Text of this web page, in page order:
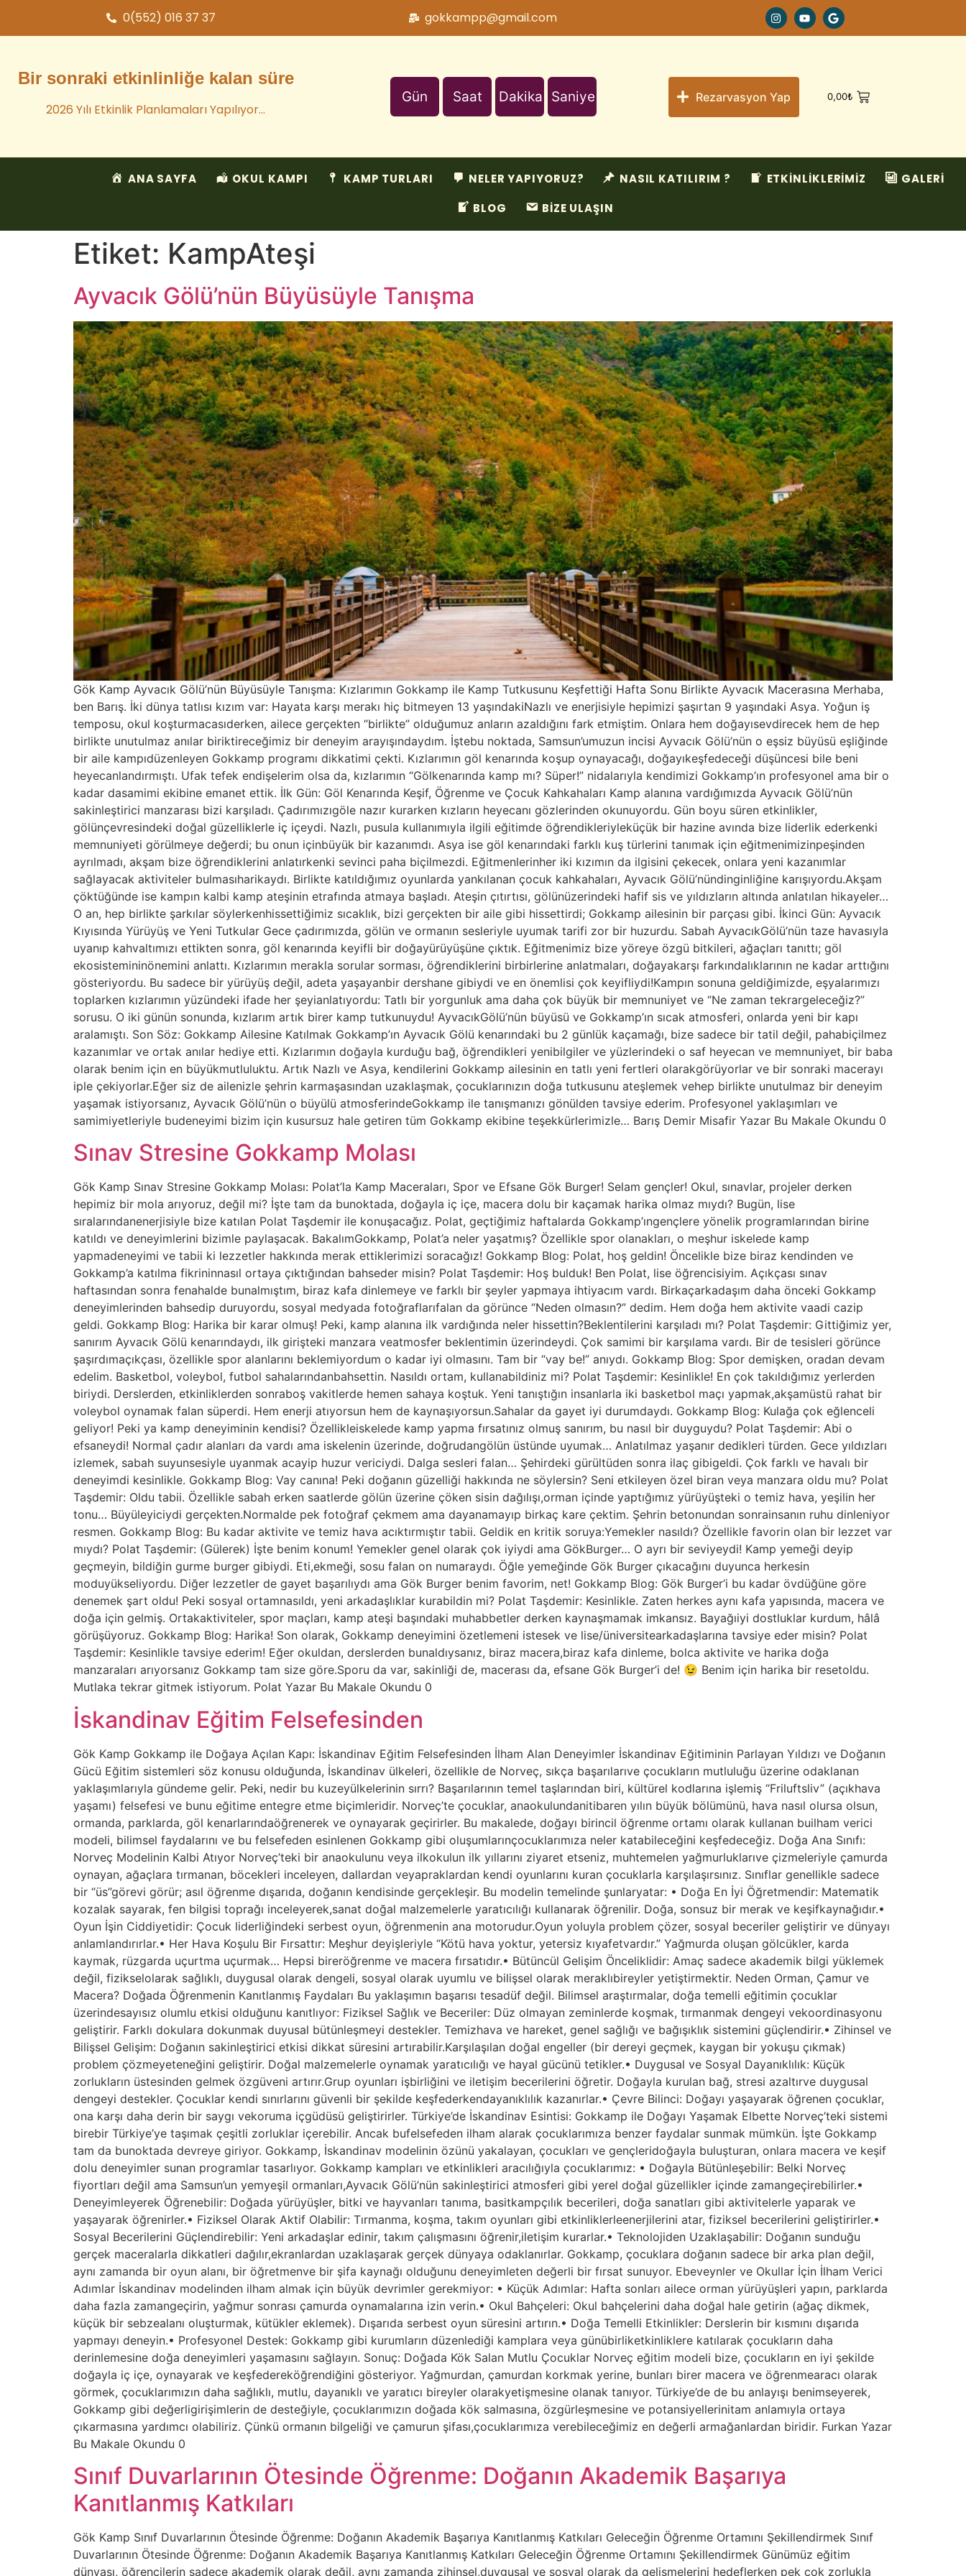
0(552) 016 37 37 gokkampp@gmail.com
Bir sonraki etkinlinliğe kalan süre
2026 Yılı Etkinlik Planlamaları Yapılıyor…
Gün Saat Dakika Saniye Rezarvasyon Yap 0,00₺
ANA SAYFA OKUL KAMPI KAMP TURLARI NELER YAPIYORUZ? NASIL KATILIRIM ? ETKİNLİKLERİMİZ
GALERİ
BLOG
BİZE ULAŞIN
Etiket: KampAteşi
Ayvacık Gölü’nün Büyüsüyle Tanışma
Gök Kamp Ayvacık Gölü’nün Büyüsüyle Tanışma: Kızlarımın Gokkamp ile Kamp Tutkusunu Keşfettiği Hafta Sonu Birlikte Ayvacık Macerasına Merhaba,
ben Barış. İki dünya tatlısı kızım var: Hayata karşı merakı hiç bitmeyen 13 yaşındakiNazlı ve enerjisiyle hepimizi şaşırtan 9 yaşındaki Asya. Yoğun iş
temposu, okul koşturmacasıderken, ailece gerçekten “birlikte” olduğumuz anların azaldığını fark etmiştim. Onlara hem doğayısevdirecek hem de hep
birlikte unutulmaz anılar biriktireceğimiz bir deneyim arayışındaydım. İştebu noktada, Samsun’umuzun incisi Ayvacık Gölü’nün o eşsiz büyüsü eşliğinde
bir aile kampıdüzenleyen Gokkamp programı dikkatimi çekti. Kızlarımın göl kenarında koşup oynayacağı, doğayıkeşfedeceği düşüncesi bile beni
heyecanlandırmıştı. Ufak tefek endişelerim olsa da, kızlarımın “Gölkenarında kamp mı? Süper!” nidalarıyla kendimizi Gokkamp’ın profesyonel ama bir o
kadar dasamimi ekibine emanet ettik. İlk Gün: Göl Kenarında Keşif, Öğrenme ve Çocuk Kahkahaları Kamp alanına vardığımızda Ayvacık Gölü’nün
sakinleştirici manzarası bizi karşıladı. Çadırımızıgöle nazır kurarken kızların heyecanı gözlerinden okunuyordu. Gün boyu süren etkinlikler,
gölünçevresindeki doğal güzelliklerle iç içeydi. Nazlı, pusula kullanımıyla ilgili eğitimde öğrendikleriyleküçük bir hazine avında bize liderlik ederkenki
memnuniyeti görülmeye değerdi; bu onun içinbüyük bir kazanımdı. Asya ise göl kenarındaki farklı kuş türlerini tanımak için eğitmenimizinpeşinden
ayrılmadı, akşam bize öğrendiklerini anlatırkenki sevinci paha biçilmezdi. Eğitmenlerinher iki kızımın da ilgisini çekecek, onlara yeni kazanımlar
sağlayacak aktiviteler bulmasıharikaydı. Birlikte katıldığımız oyunlarda yankılanan çocuk kahkahaları, Ayvacık Gölü’nündinginliğine karışıyordu.Akşam
çöktüğünde ise kampın kalbi kamp ateşinin etrafında atmaya başladı. Ateşin çıtırtısı, gölünüzerindeki hafif sis ve yıldızların altında anlatılan hikayeler…
O an, hep birlikte şarkılar söylerkenhissettiğimiz sıcaklık, bizi gerçekten bir aile gibi hissettirdi; Gokkamp ailesinin bir parçası gibi. İkinci Gün: Ayvacık
Kıyısında Yürüyüş ve Yeni Tutkular Gece çadırımızda, gölün ve ormanın sesleriyle uyumak tarifi zor bir huzurdu. Sabah AyvacıkGölü’nün taze havasıyla
uyanıp kahvaltımızı ettikten sonra, göl kenarında keyifli bir doğayürüyüşüne çıktık. Eğitmenimiz bize yöreye özgü bitkileri, ağaçları tanıttı; göl
ekosistemininönemini anlattı. Kızlarımın merakla sorular sorması, öğrendiklerini birbirlerine anlatmaları, doğayakarşı farkındalıklarının ne kadar arttığını
gösteriyordu. Bu sadece bir yürüyüş değil, adeta yaşayanbir dershane gibiydi ve en önemlisi çok keyifliydi!Kampın sonuna geldiğimizde, eşyalarımızı
toplarken kızlarımın yüzündeki ifade her şeyianlatıyordu: Tatlı bir yorgunluk ama daha çok büyük bir memnuniyet ve “Ne zaman tekrargeleceğiz?”
sorusu. O iki günün sonunda, kızlarım artık birer kamp tutkunuydu! AyvacıkGölü’nün büyüsü ve Gokkamp’ın sıcak atmosferi, onlarda yeni bir kapı
aralamıştı. Son Söz: Gokkamp Ailesine Katılmak Gokkamp’ın Ayvacık Gölü kenarındaki bu 2 günlük kaçamağı, bize sadece bir tatil değil, pahabiçilmez
kazanımlar ve ortak anılar hediye etti. Kızlarımın doğayla kurduğu bağ, öğrendikleri yenibilgiler ve yüzlerindeki o saf heyecan ve memnuniyet, bir baba
olarak benim için en büyükmutluluktu. Artık Nazlı ve Asya, kendilerini Gokkamp ailesinin en tatlı yeni fertleri olarakgörüyorlar ve bir sonraki macerayı
iple çekiyorlar.Eğer siz de ailenizle şehrin karmaşasından uzaklaşmak, çocuklarınızın doğa tutkusunu ateşlemek vehep birlikte unutulmaz bir deneyim
yaşamak istiyorsanız, Ayvacık Gölü’nün o büyülü atmosferindeGokkamp ile tanışmanızı gönülden tavsiye ederim. Profesyonel yaklaşımları ve
samimiyetleriyle budeneyimi bizim için kusursuz hale getiren tüm Gokkamp ekibine teşekkürlerimizle… Barış Demir Misafir Yazar Bu Makale Okundu 0
Sınav Stresine Gokkamp Molası
Gök Kamp Sınav Stresine Gokkamp Molası: Polat’la Kamp Maceraları, Spor ve Efsane Gök Burger! Selam gençler! Okul, sınavlar, projeler derken
hepimiz bir mola arıyoruz, değil mi? İşte tam da bunoktada, doğayla iç içe, macera dolu bir kaçamak harika olmaz mıydı? Bugün, lise
sıralarındanenerjisiyle bize katılan Polat Taşdemir ile konuşacağız. Polat, geçtiğimiz haftalarda Gokkamp’ıngençlere yönelik programlarından birine
katıldı ve deneyimlerini bizimle paylaşacak. BakalımGokkamp, Polat’a neler yaşatmış? Özellikle spor olanakları, o meşhur iskelede kamp
yapmadeneyimi ve tabii ki lezzetler hakkında merak ettiklerimizi soracağız! Gokkamp Blog: Polat, hoş geldin! Öncelikle bize biraz kendinden ve
Gokkamp’a katılma fikrininnasıl ortaya çıktığından bahseder misin? Polat Taşdemir: Hoş bulduk! Ben Polat, lise öğrencisiyim. Açıkçası sınav
haftasından sonra fenahalde bunalmıştım, biraz kafa dinlemeye ve farklı bir şeyler yapmaya ihtiyacım vardı. Birkaçarkadaşım daha önceki Gokkamp
deneyimlerinden bahsedip duruyordu, sosyal medyada fotoğraflarıfalan da görünce “Neden olmasın?” dedim. Hem doğa hem aktivite vaadi cazip
geldi. Gokkamp Blog: Harika bir karar olmuş! Peki, kamp alanına ilk vardığında neler hissettin?Beklentilerini karşıladı mı? Polat Taşdemir: Gittiğimiz yer,
sanırım Ayvacık Gölü kenarındaydı, ilk girişteki manzara veatmosfer beklentimin üzerindeydi. Çok samimi bir karşılama vardı. Bir de tesisleri görünce
şaşırdımaçıkçası, özellikle spor alanlarını beklemiyordum o kadar iyi olmasını. Tam bir “vay be!” anıydı. Gokkamp Blog: Spor demişken, oradan devam
edelim. Basketbol, voleybol, futbol sahalarındanbahsettin. Nasıldı ortam, kullanabildiniz mi? Polat Taşdemir: Kesinlikle! En çok takıldığımız yerlerden
biriydi. Derslerden, etkinliklerden sonraboş vakitlerde hemen sahaya koştuk. Yeni tanıştığın insanlarla iki basketbol maçı yapmak,akşamüstü rahat bir
voleybol oynamak falan süperdi. Hem enerji atıyorsun hem de kaynaşıyorsun.Sahalar da gayet iyi durumdaydı. Gokkamp Blog: Kulağa çok eğlenceli
geliyor! Peki ya kamp deneyiminin kendisi? Özellikleiskelede kamp yapma fırsatınız olmuş sanırım, bu nasıl bir duyguydu? Polat Taşdemir: Abi o
efsaneydi! Normal çadır alanları da vardı ama iskelenin üzerinde, doğrudangölün üstünde uyumak… Anlatılmaz yaşanır dedikleri türden. Gece yıldızları
izlemek, sabah suyunsesiyle uyanmak acayip huzur vericiydi. Dalga sesleri falan… Şehirdeki gürültüden sonra ilaç gibigeldi. Çok farklı ve havalı bir
deneyimdi kesinlikle. Gokkamp Blog: Vay canına! Peki doğanın güzelliği hakkında ne söylersin? Seni etkileyen özel biran veya manzara oldu mu? Polat
Taşdemir: Oldu tabii. Özellikle sabah erken saatlerde gölün üzerine çöken sisin dağılışı,orman içinde yaptığımız yürüyüşteki o temiz hava, yeşilin her
tonu… Büyüleyiciydi gerçekten.Normalde pek fotoğraf çekmem ama dayanamayıp birkaç kare çektim. Şehrin betonundan sonrainsanın ruhu dinleniyor
resmen. Gokkamp Blog: Bu kadar aktivite ve temiz hava acıktırmıştır tabii. Geldik en kritik soruya:Yemekler nasıldı? Özellikle favorin olan bir lezzet var
mıydı? Polat Taşdemir: (Gülerek) İşte benim konum! Yemekler genel olarak çok iyiydi ama GökBurger… O ayrı bir seviyeydi! Kamp yemeği deyip
geçmeyin, bildiğin gurme burger gibiydi. Eti,ekmeği, sosu falan on numaraydı. Öğle yemeğinde Gök Burger çıkacağını duyunca herkesin
moduyükseliyordu. Diğer lezzetler de gayet başarılıydı ama Gök Burger benim favorim, net! Gokkamp Blog: Gök Burger’i bu kadar övdüğüne göre
denemek şart oldu! Peki sosyal ortamnasıldı, yeni arkadaşlıklar kurabildin mi? Polat Taşdemir: Kesinlikle. Zaten herkes aynı kafa yapısında, macera ve
doğa için gelmiş. Ortakaktiviteler, spor maçları, kamp ateşi başındaki muhabbetler derken kaynaşmamak imkansız. Bayağıiyi dostluklar kurdum, hâlâ
görüşüyoruz. Gokkamp Blog: Harika! Son olarak, Gokkamp deneyimini özetlemeni istesek ve lise/üniversitearkadaşlarına tavsiye eder misin? Polat
Taşdemir: Kesinlikle tavsiye ederim! Eğer okuldan, derslerden bunaldıysanız, biraz macera,biraz kafa dinleme, bolca aktivite ve harika doğa
manzaraları arıyorsanız Gokkamp tam size göre.Sporu da var, sakinliği de, macerası da, efsane Gök Burger’i de! 😉 Benim için harika bir resetoldu.
Mutlaka tekrar gitmek istiyorum. Polat Yazar Bu Makale Okundu 0
İskandinav Eğitim Felsefesinden
Gök Kamp Gokkamp ile Doğaya Açılan Kapı: İskandinav Eğitim Felsefesinden İlham Alan Deneyimler İskandinav Eğitiminin Parlayan Yıldızı ve Doğanın
Gücü Eğitim sistemleri söz konusu olduğunda, İskandinav ülkeleri, özellikle de Norveç, sıkça başarılarıve çocukların mutluluğu üzerine odaklanan
yaklaşımlarıyla gündeme gelir. Peki, nedir bu kuzeyülkelerinin sırrı? Başarılarının temel taşlarından biri, kültürel kodlarına işlemiş “Friluftsliv” (açıkhava
yaşamı) felsefesi ve bunu eğitime entegre etme biçimleridir. Norveç’te çocuklar, anaokulundanitibaren yılın büyük bölümünü, hava nasıl olursa olsun,
ormanda, parklarda, göl kenarlarındaöğrenerek ve oynayarak geçirirler. Bu makalede, doğayı birincil öğrenme ortamı olarak kullanan builham verici
modeli, bilimsel faydalarını ve bu felsefeden esinlenen Gokkamp gibi oluşumlarınçocuklarımıza neler katabileceğini keşfedeceğiz. Doğa Ana Sınıfı:
Norveç Modelinin Kalbi Atıyor Norveç’teki bir anaokulunu veya ilkokulun ilk yıllarını ziyaret etseniz, muhtemelen yağmurluklarıve çizmeleriyle çamurda
oynayan, ağaçlara tırmanan, böcekleri inceleyen, dallardan veyapraklardan kendi oyunlarını kuran çocuklarla karşılaşırsınız. Sınıflar genellikle sadece
bir “üs”görevi görür; asıl öğrenme dışarıda, doğanın kendisinde gerçekleşir. Bu modelin temelinde şunlaryatar: • Doğa En İyi Öğretmendir: Matematik
kozalak sayarak, fen bilgisi toprağı inceleyerek,sanat doğal malzemelerle yaratıcılığı kullanarak öğrenilir. Doğa, sonsuz bir merak ve keşifkaynağıdır.•
Oyun İşin Ciddiyetidir: Çocuk liderliğindeki serbest oyun, öğrenmenin ana motorudur.Oyun yoluyla problem çözer, sosyal beceriler geliştirir ve dünyayı
anlamlandırırlar.• Her Hava Koşulu Bir Fırsattır: Meşhur deyişleriyle “Kötü hava yoktur, yetersiz kıyafetvardır.” Yağmurda oluşan gölcükler, karda
kaymak, rüzgarda uçurtma uçurmak… Hepsi bireröğrenme ve macera fırsatıdır.• Bütüncül Gelişim Önceliklidir: Amaç sadece akademik bilgi yüklemek
değil, fizikselolarak sağlıklı, duygusal olarak dengeli, sosyal olarak uyumlu ve bilişsel olarak meraklıbireyler yetiştirmektir. Neden Orman, Çamur ve
Macera? Doğada Öğrenmenin Kanıtlanmış Faydaları Bu yaklaşımın başarısı tesadüf değil. Bilimsel araştırmalar, doğa temelli eğitimin çocuklar
üzerindesayısız olumlu etkisi olduğunu kanıtlıyor: Fiziksel Sağlık ve Beceriler: Düz olmayan zeminlerde koşmak, tırmanmak dengeyi vekoordinasyonu
geliştirir. Farklı dokulara dokunmak duyusal bütünleşmeyi destekler. Temizhava ve hareket, genel sağlığı ve bağışıklık sistemini güçlendirir.• Zihinsel ve
Bilişsel Gelişim: Doğanın sakinleştirici etkisi dikkat süresini artırabilir.Karşılaşılan doğal engeller (bir dereyi geçmek, kaygan bir yokuşu çıkmak)
problem çözmeyeteneğini geliştirir. Doğal malzemelerle oynamak yaratıcılığı ve hayal gücünü tetikler.• Duygusal ve Sosyal Dayanıklılık: Küçük
zorlukların üstesinden gelmek özgüveni artırır.Grup oyunları işbirliğini ve iletişim becerilerini öğretir. Doğayla kurulan bağ, stresi azaltırve duygusal
dengeyi destekler. Çocuklar kendi sınırlarını güvenli bir şekilde keşfederkendayanıklılık kazanırlar.• Çevre Bilinci: Doğayı yaşayarak öğrenen çocuklar,
ona karşı daha derin bir saygı vekoruma içgüdüsü geliştirirler. Türkiye’de İskandinav Esintisi: Gokkamp ile Doğayı Yaşamak Elbette Norveç’teki sistemi
birebir Türkiye’ye taşımak çeşitli zorluklar içerebilir. Ancak bufelsefeden ilham alarak çocuklarımıza benzer faydalar sunmak mümkün. İşte Gokkamp
tam da bunoktada devreye giriyor. Gokkamp, İskandinav modelinin özünü yakalayan, çocukları ve gençleridoğayla buluşturan, onlara macera ve keşif
dolu deneyimler sunan programlar tasarlıyor. Gokkamp kampları ve etkinlikleri aracılığıyla çocuklarımız: • Doğayla Bütünleşebilir: Belki Norveç
fiyortları değil ama Samsun’un yemyeşil ormanları,Ayvacık Gölü’nün sakinleştirici atmosferi gibi yerel doğal güzellikler içinde zamangeçirebilirler.•
Deneyimleyerek Öğrenebilir: Doğada yürüyüşler, bitki ve hayvanları tanıma, basitkampçılık becerileri, doğa sanatları gibi aktivitelerle yaparak ve
yaşayarak öğrenirler.• Fiziksel Olarak Aktif Olabilir: Tırmanma, koşma, takım oyunları gibi etkinliklerleenerjilerini atar, fiziksel becerilerini geliştirirler.•
Sosyal Becerilerini Güçlendirebilir: Yeni arkadaşlar edinir, takım çalışmasını öğrenir,iletişim kurarlar.• Teknolojiden Uzaklaşabilir: Doğanın sunduğu
gerçek maceralarla dikkatleri dağılır,ekranlardan uzaklaşarak gerçek dünyaya odaklanırlar. Gokkamp, çocuklara doğanın sadece bir arka plan değil,
aynı zamanda bir oyun alanı, bir öğretmenve bir şifa kaynağı olduğunu deneyimleten değerli bir fırsat sunuyor. Ebeveynler ve Okullar İçin İlham Verici
Adımlar İskandinav modelinden ilham almak için büyük devrimler gerekmiyor: • Küçük Adımlar: Hafta sonları ailece orman yürüyüşleri yapın, parklarda
daha fazla zamangeçirin, yağmur sonrası çamurda oynamalarına izin verin.• Okul Bahçeleri: Okul bahçelerini daha doğal hale getirin (ağaç dikmek,
küçük bir sebzealanı oluşturmak, kütükler eklemek). Dışarıda serbest oyun süresini artırın.• Doğa Temelli Etkinlikler: Derslerin bir kısmını dışarıda
yapmayı deneyin.• Profesyonel Destek: Gokkamp gibi kurumların düzenlediği kamplara veya günübirliketkinliklere katılarak çocukların daha
derinlemesine doğa deneyimleri yaşamasını sağlayın. Sonuç: Doğada Kök Salan Mutlu Çocuklar Norveç eğitim modeli bize, çocukların en iyi şekilde
doğayla iç içe, oynayarak ve keşfedereköğrendiğini gösteriyor. Yağmurdan, çamurdan korkmak yerine, bunları birer macera ve öğrenmearacı olarak
görmek, çocuklarımızın daha sağlıklı, mutlu, dayanıklı ve yaratıcı bireyler olarakyetişmesine olanak tanıyor. Türkiye’de de bu anlayışı benimseyerek,
Gokkamp gibi değerligirişimlerin de desteğiyle, çocuklarımızın doğada kök salmasına, özgürleşmesine ve potansiyellerinitam anlamıyla ortaya
çıkarmasına yardımcı olabiliriz. Çünkü ormanın bilgeliği ve çamurun şifası,çocuklarımıza verebileceğimiz en değerli armağanlardan biridir. Furkan Yazar
Bu Makale Okundu 0
Sınıf Duvarlarının Ötesinde Öğrenme: Doğanın Akademik Başarıya
Kanıtlanmış Katkıları
Gök Kamp Sınıf Duvarlarının Ötesinde Öğrenme: Doğanın Akademik Başarıya Kanıtlanmış Katkıları Geleceğin Öğrenme Ortamını Şekillendirmek Sınıf
Duvarlarının Ötesinde Öğrenme: Doğanın Akademik Başarıya Kanıtlanmış Katkıları Geleceğin Öğrenme Ortamını Şekillendirmek Günümüz eğitim
dünyası, öğrencilerin sadece akademik olarak değil, aynı zamanda zihinsel,duygusal ve sosyal olarak da gelişmelerini hedeflerken pek çok zorlukla